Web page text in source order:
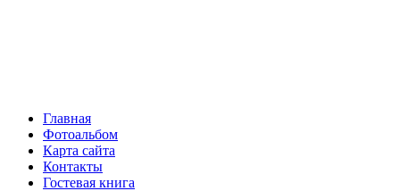
Главная
Фотоальбом
Карта сайта
Контакты
Гостевая книга